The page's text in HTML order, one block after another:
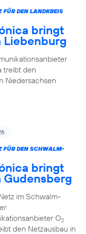
FÜR DEN LANDKREIS
bringt
Liebenburg
treibt den
Niedersachsen
FÜR DEN SCHWALM-
bringt
Gudensberg
im Schwalm-
O2
den Netzausbau in